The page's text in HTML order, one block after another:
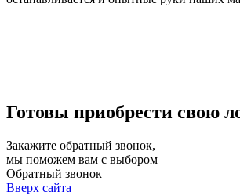
Готовы приобрести свою
Закажите обратный звонок,
мы поможем вам с выбором
Обратный звонок
Вверх сайта